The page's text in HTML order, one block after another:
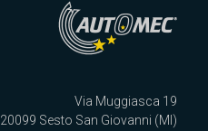
Via Muggiasca 19
20099 Sesto San Giovanni (MI)